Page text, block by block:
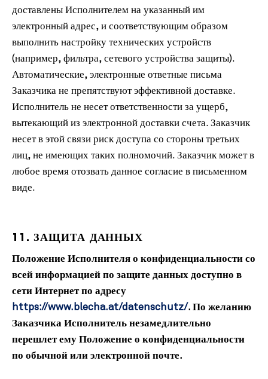
доставлены Исполнителем на указанный им
электронный адрес, и соответствующим образом
выполнить настройку технических устройств
(например, фильтра, сетевого устройства защиты).
Автоматические, электронные ответные письма
Заказчика не препятствуют эффективной доставке.
Исполнитель не несет ответственности за ущерб,
вытекающий из электронной доставки счета. Заказчик
несет в этой связи риск доступа со стороны третьих
лиц, не имеющих таких полномочий. Заказчик может в
любое время отозвать данное согласие в письменном
виде.
11. ЗАЩИТА ДАННЫХ
Положение Исполнителя о конфиденциальности со
всей информацией по защите данных доступно в
сети Интернет по адресу
https://www.blecha.at/datenschutz/. По желанию
Заказчика Исполнитель незамедлительно
перешлет ему Положение о конфиденциальности
по обычной или электронной почте.